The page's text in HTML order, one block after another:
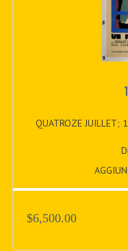
QUATROZE JUILLET;
$6,500.00